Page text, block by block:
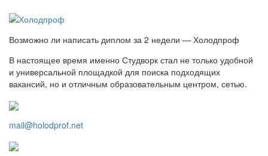
Возможно ли написать диплом за 2 недели — Холодпроф
В настоящее время именно Студворк стал не только удобной
и универсальной площадкой для поиска подходящих
вакансий, но и отличным образовательным центром, сетью.
mail@holodprof.net